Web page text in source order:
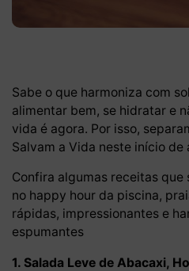
Sabe o que harmoniza com
alimentar bem, se hidratar e
vida é agora. Por isso,
Salvam a Vida neste início de
Confira algumas receitas
no happy hour da piscina,
rápidas, impressionantes e
espumantes
1. Salada Leve de Abacaxi,